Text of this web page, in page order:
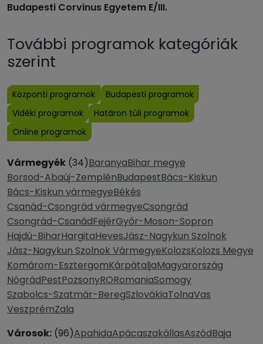
Budapesti Corvinus Egyetem E/III.
További programok kategóriák
szerint
Központi programok
Budapesti programok
Vidéki programok
Határon túli programok
Online programok
Vármegyék (34)BaranyaBihar megye
Borsod-Abaúj-ZemplénBudapestBács-Kiskun
Bács-Kiskun vármegyeBékés
Csanád-Csongrád vármegyeCsongrád
Csongrád-CsanádFejérGyőr-Moson-Sopron
Hajdú-BiharHargitaHevesJász-Nagykun Szolnok
Jász-Nagykun Szolnok VármegyeKolozsKolozs Megye
Komárom-EsztergomKárpátaljaMagyarország
NógrádPestPozsonyRORomaniaSomogy
Szabolcs-Szatmár-BeregSzlovákiaTolnaVas
VeszprémZala
Városok: (96)ApahidaApácaszakállasAszódBaja